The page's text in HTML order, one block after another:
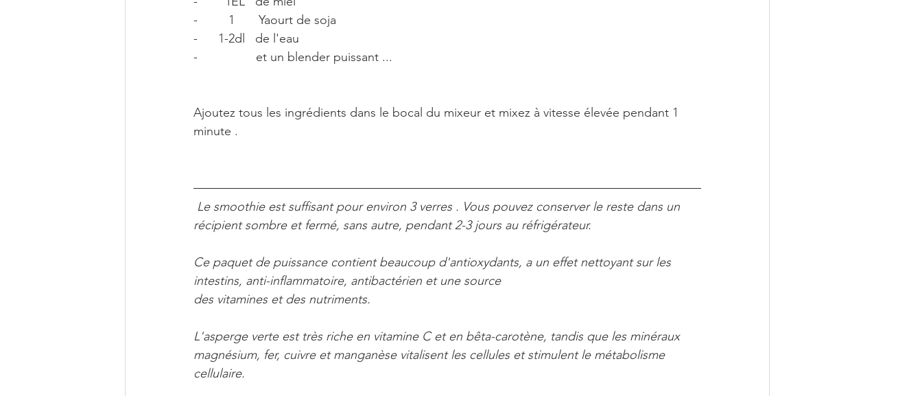
-         1       Yaourt de soja
-      1-2dl   de l'eau
-                 et un blender puissant ...
Ajoutez tous les ingrédients dans le bocal du mixeur et mixez à vitesse élevée pendant 1
minute .
récipient sombre et fermé, sans autre, pendant 2-3 jours au réfrigérateur.
Ce paquet de puissance contient beaucoup d'antioxydants, a un effet nettoyant sur les
intestins, anti-inflammatoire, antibactérien et une source
des vitamines et des nutriments.
L'asperge verte est très riche en vitamine C et en bêta-carotène, tandis que les minéraux
magnésium, fer, cuivre et manganèse vitalisent les cellules et stimulent le métabolisme
cellulaire.